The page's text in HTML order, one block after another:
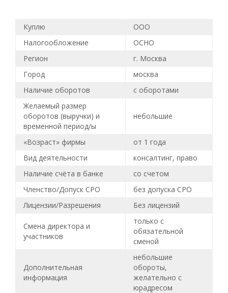
Куплю
ООО
Налогообложение
ОСНО
Регион
г. Москва
Город
москва
Наличие оборотов
с оборотами
Желаемый размер
оборотов (выручки) и
временной период/ы
небольшие
«Возраст» фирмы
от 1 года
Вид деятельности
консалтинг, право
Наличие счёта в банке
со счетом
Членство/Допуск СРО
без допуска СРО
Лицензии/Разрешения
Без лицензий
Смена директора и
участников
только с
обязательной
сменой
Дополнительная
информация
небольшие
обороты,
желательно с
юрадресом